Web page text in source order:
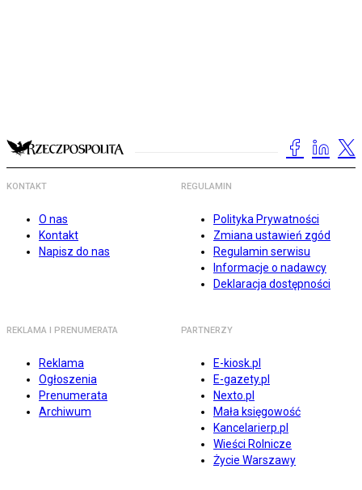
KONTAKT
O nas
Kontakt
Napisz do nas
REGULAMIN
Polityka Prywatności
Zmiana ustawień zgód
Regulamin serwisu
Informacje o nadawcy
Deklaracja dostępności
REKLAMA I PRENUMERATA
Reklama
Ogłoszenia
Prenumerata
Archiwum
PARTNERZY
E-kiosk.pl
E-gazety.pl
Nexto.pl
Mała księgowość
Kancelarierp.pl
Wieści Rolnicze
Życie Warszawy